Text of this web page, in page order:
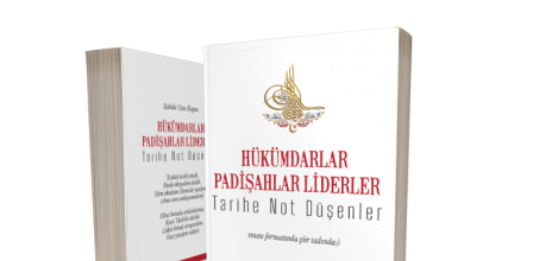
Products Page
Checkout